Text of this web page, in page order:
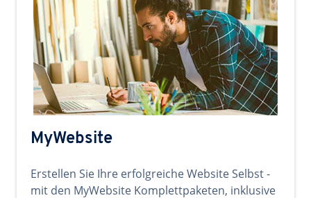
MyWebsite
Erstellen Sie Ihre erfolgreiche Website Selbst -
mit den MyWebsite Komplettpaketen, inklusive